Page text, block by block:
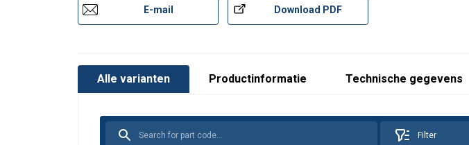
E-mail Download PDF
Alle varianten Productinformatie Technische gegevens
Filter
Naleving van de norm:
.
Powertex-Lifting-Point-LP580-DoC-ML-20260224.pdf